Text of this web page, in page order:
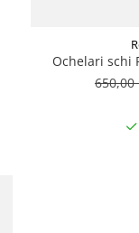
Ochelari schi